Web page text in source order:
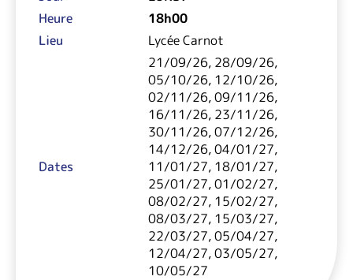
Heure
18h00
Lieu
Lycée Carnot
Dates
21/09/26, 28/09/26,
05/10/26, 12/10/26,
02/11/26, 09/11/26,
16/11/26, 23/11/26,
30/11/26, 07/12/26,
14/12/26, 04/01/27,
11/01/27, 18/01/27,
25/01/27, 01/02/27,
08/02/27, 15/02/27,
08/03/27, 15/03/27,
22/03/27, 05/04/27,
12/04/27, 03/05/27,
10/05/27